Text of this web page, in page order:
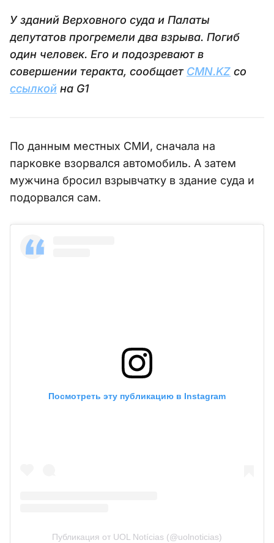
У зданий Верховного суда и Палаты
депутатов прогремели два взрыва. Погиб
один человек. Его и подозревают в
совершении теракта, сообщает CMN.KZ со
ссылкой на G1
По данным местных СМИ, сначала на
парковке взорвался автомобиль. А затем
мужчина бросил взрывчатку в здание суда и
подорвался сам.
Посмотреть эту публикацию в Instagram
Публикация от UOL Notícias (@uolnoticias)